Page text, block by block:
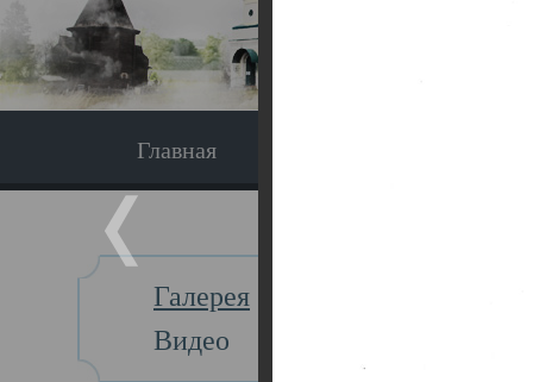
Главная
Галерея
Видео